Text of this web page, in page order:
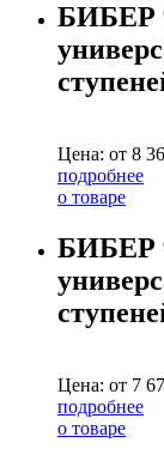
БИБЕР
Цена: от 8
подробнее
о товаре
БИБЕР
Цена: от 7
подробнее
о товаре